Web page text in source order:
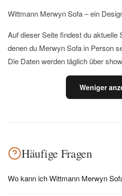
Wittmann Merwyn Sofa – ein
Auf dieser Seite findest du aktuelle
denen du Merwyn Sofa in Person
Die Daten werden täglich über
Weniger
Häufige Fragen
Wo kann ich Wittmann Merwyn